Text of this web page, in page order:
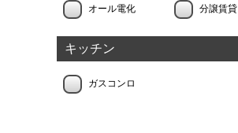
オール電化 分譲賃貸
キッチン
ガスコンロ